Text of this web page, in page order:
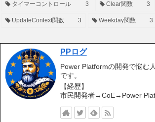
タイマーコントロール 3 Clear関数 3
UpdateContext関数 3 Weekday関数 3
PPログ
Power Platformの開発で悩む
です。
【経歴】
市民開発者→CoE→Power